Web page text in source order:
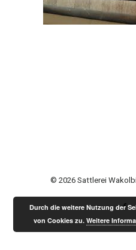
© 2026 Sattlerei
Durch die weitere Nutzung der
von Cookies zu.Weitere